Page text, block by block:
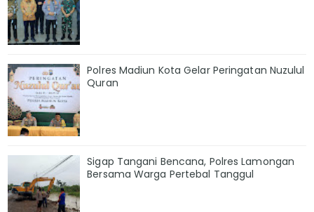
Polres Madiun Kota Gelar Peringatan Nuzulul
Quran
Sigap Tangani Bencana, Polres Lamongan
Bersama Warga Pertebal Tanggul